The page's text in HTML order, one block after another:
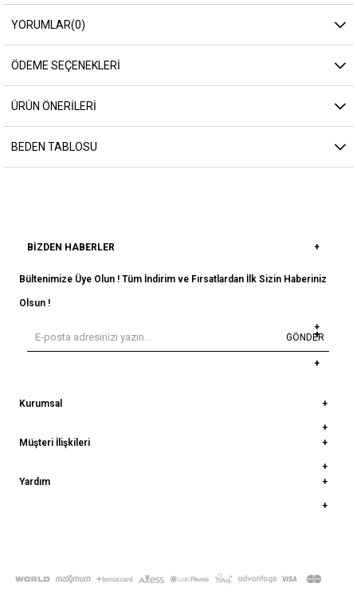
YORUMLAR(0)
ÖDEME SEÇENEKLERI
ÜRÜN ÖNERILERI
BEDEN TABLOSU
BIZDEN HABERLER
Bültenimize Üye Olun ! Tüm İndirim ve Fırsatlardan İlk Sizin Haberiniz
Olsun !
GÖNDER
Kurumsal
Müşteri İlişkileri
Yardım